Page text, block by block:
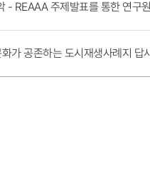
- REAAA 주제발표를 통한 연구
가 공존하는 도시재생사례지 답